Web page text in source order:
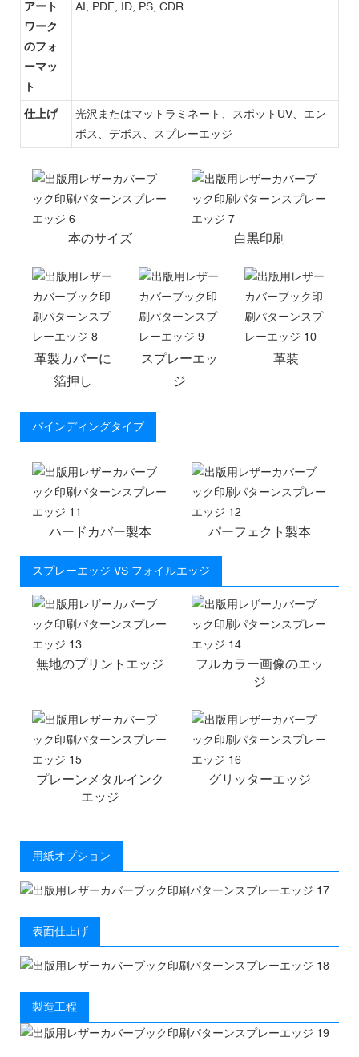
アート
ワーク
のフォ
ーマッ
ト
AI, PDF, ID, PS, CDR
仕上げ
光沢またはマットラミネート、スポットUV、エン
ボス、デボス、スプレーエッジ
本のサイズ 白黒印刷
革製カバーに
箔押し
スプレーエッ
ジ
革装
バインディングタイプ
ハードカバー製本 パーフェクト製本
スプレーエッジ VS フォイルエッジ
無地のプリントエッジ
フルカラー画像のエッ
ジ
プレーンメタルインク
エッジ
グリッターエッジ
用紙オプション
表面仕上げ
製造工程